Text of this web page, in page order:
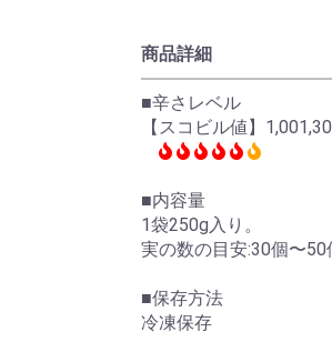
商品詳細
■辛さレベル
【スコビル値】
■内容量
1袋250g入り。
実の数の目安:30個〜50
■保存方法
冷凍保存